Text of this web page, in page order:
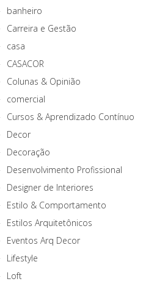
banheiro
Carreira e Gestão
casa
CASACOR
Colunas & Opinião
comercial
Cursos & Aprendizado Contínuo
Decor
Decoração
Desenvolvimento Profissional
Designer de Interiores
Estilo & Comportamento
Estilos Arquitetônicos
Eventos Arq Decor
Lifestyle
Loft